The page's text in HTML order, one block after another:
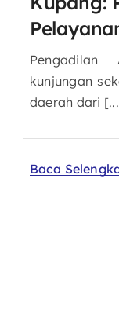
Pengadilan
kunjungan
daerah dari
Baca